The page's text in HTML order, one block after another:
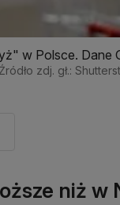
w Polsce. Dane
Źródło zdj. gł.:
niż w